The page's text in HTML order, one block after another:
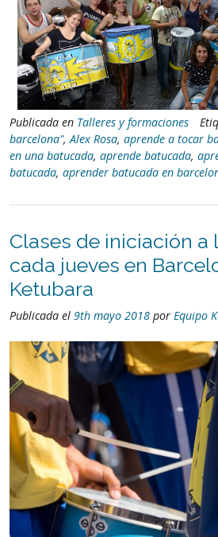
Publicada en Talleres y formaciones
barcelona", Alex Rosa, aprende a tocar
en una batucada, aprende batucada,
batucada, aprender batucada en
Clases de iniciación a
cada jueves en
Ketubara
Publicada el 9th mayo 2018 por Equipo